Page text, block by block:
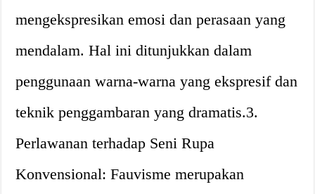
mengekspresikan emosi dan perasaan yang
mendalam. Hal ini ditunjukkan dalam
penggunaan warna-warna yang ekspresif dan
teknik penggambaran yang dramatis.3.
Perlawanan terhadap Seni Rupa
Konvensional: Fauvisme merupakan